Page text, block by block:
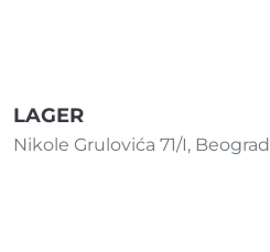
LAGER
Nikole Grulovića 71/I, Beograd